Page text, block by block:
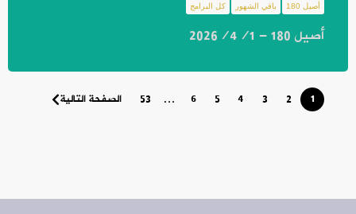
أصيل 180 باقي الشهور كل البرامج
أصيل 180 - 2026/4/1
1
2
3
4
5
6
…
53 الصفحة التالية